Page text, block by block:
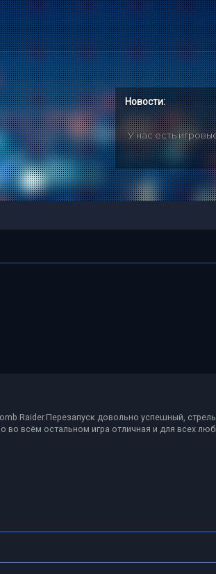
Новости:
У нас есть
Raider.Перезапуск довольно успешный,
всём остальном игра отличная и для всех